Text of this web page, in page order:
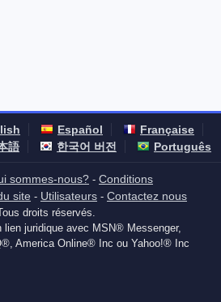
Español
Française
語 한국어 버전 Português
sommes-nous? - Conditions
site - Utilisateurs - Contactez nous
droits réservés.
lien juridique avec MSN® Messenger,
America Online® Inc ou Yahoo!® Inc